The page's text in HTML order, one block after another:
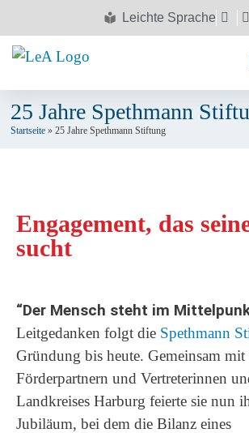
Leichte Sprache
25 Jahre Spethmann
Startseite » 25 Jahre Spethmann Stiftung
Engagement, das
sucht
“Der Mensch steht im
Leitgedanken folgt die Spethmann
Gründung bis heute. Gemeinsam mit
Förderpartnern und Vertreterinnen
Landkreises Harburg feierte sie nun
Jubiläum, bei dem die Bilanz eines